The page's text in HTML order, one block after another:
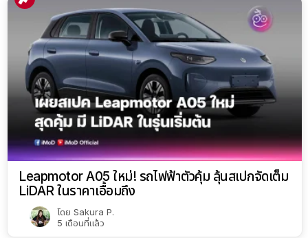
Leapmotor A05 ใหม่! รถไฟฟ้าตัวคุ้ม ลุ้นสเปกจัดเต็ม
LiDAR ในราคาเอื้อมถึง
โดย Sakura P.
5 เดือนที่แล้ว